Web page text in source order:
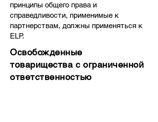
принципы общего права и
справедливости, применимые к
партнерствам, должны применяться к
ELP.
Освобожденные
товарищества с ограниченной
ответственностью